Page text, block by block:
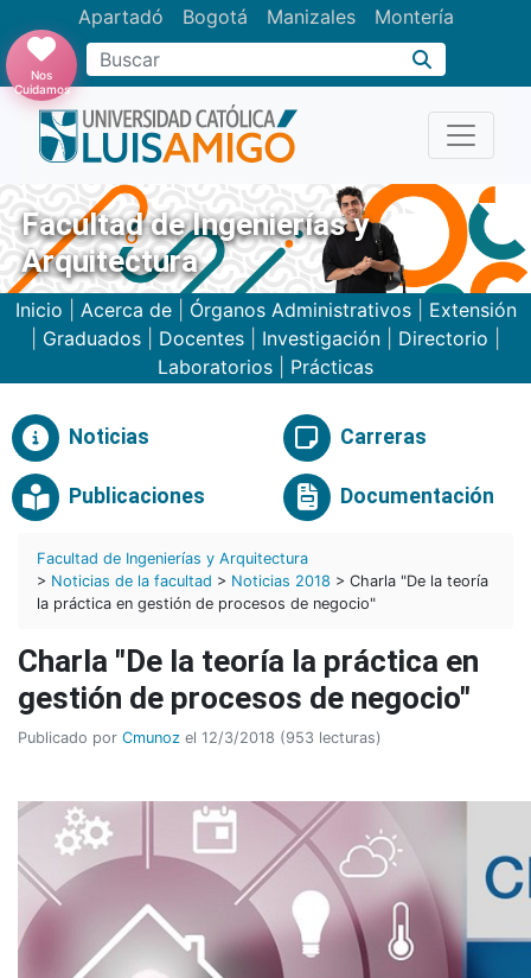
Apartadó Bogotá Manizales Montería
Buscar
Nos
Cuidamos
Facultad de Ingenierías y
Arquitectura
Inicio Acerca de| Órganos Administrativos| Extensión
Graduados Docentes Investigación Directorio
Laboratorios
Prácticas
Noticias Carreras
Publicaciones Documentación
Facultad de Ingenierías y Arquitectura
> Noticias de la facultad > Noticias 2018 > Charla "De la teoría
la práctica en gestión de procesos de negocio"
Charla "De la teoría la práctica en
gestión de procesos de negocio"
Publicado por Cmunoz el 12/3/2018 (953 lecturas)